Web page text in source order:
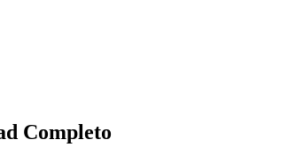
Completo